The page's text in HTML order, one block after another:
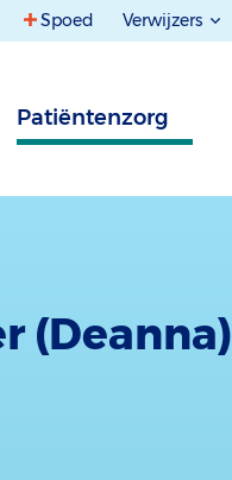
Spoed Verwijzers
Patiëntenzorg
(Deanna)